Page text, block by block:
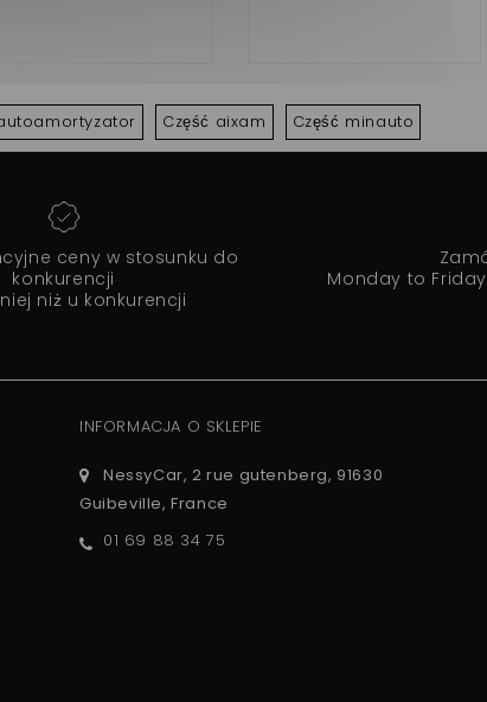
Część aixam Część minauto
ceny w stosunku do
konkurencji
niż u konkurencji
Monday to
INFORMACJA O SKLEPIE
NessyCar, 2 rue gutenberg, 91630
Guibeville, France
01 69 88 34 75